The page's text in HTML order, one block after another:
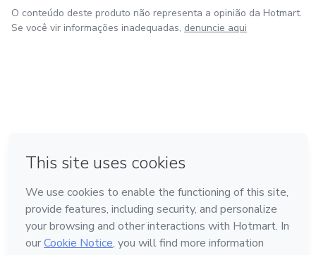
O conteúdo deste produto não representa a opinião da Hotmart.
Se você vir informações inadequadas, denuncie aqui
Feito com ❤ na Cidade do México
Conheça a Hotmart